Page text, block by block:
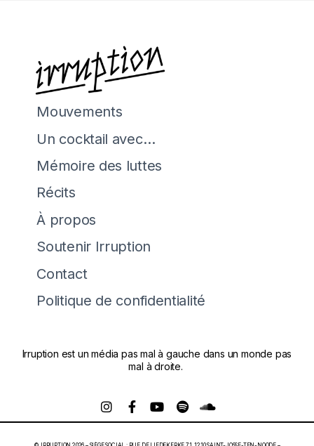
Mouvements
Un cocktail avec…
Mémoire des luttes
Récits
À propos
Soutenir Irruption
Contact
Politique de confidentialité
Irruption est un média pas mal à gauche dans un monde pas
mal à droite.